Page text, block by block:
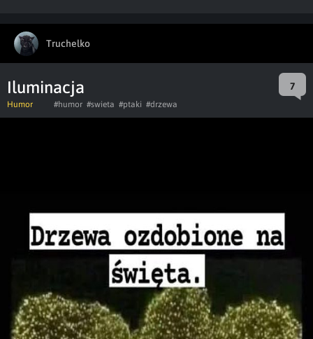
Truchelko
Iluminacja 7
Humor #humor #swieta #ptaki #drzewa